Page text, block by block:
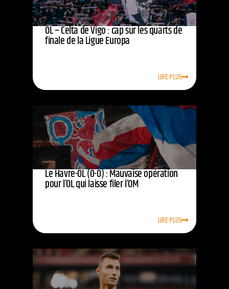
OL – Celta de Vigo : cap sur les quarts de
finale de la Ligue Europa
LIRE PLUS
Le Havre-OL (0-0) : Mauvaise opération
pour l’OL qui laisse filer l’OM
LIRE PLUS